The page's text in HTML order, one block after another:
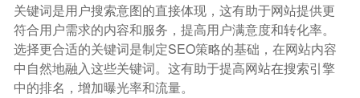
关键词是用户搜索意图的直接体现，这有助于网站提供更
符合用户需求的内容和服务，提高用户满意度和转化率。
选择更合适的关键词是制定SEO策略的基础，在网站内容
中自然地融入这些关键词。这有助于提高网站在搜索引擎
中的排名，增加曝光率和流量。